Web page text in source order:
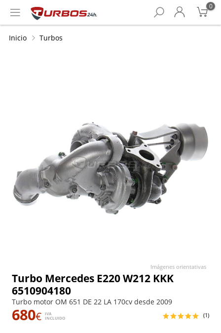
0
Inicio Turbos
Turbo Mercedes E220 W212 KKK
6510904180
Turbo motor OM 651 DE 22 LA 170cv desde 2009
680€
IVA
INCLUIDO
(1)
Imágenes orientativas